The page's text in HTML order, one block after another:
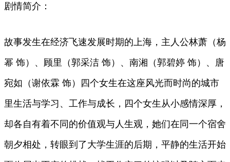
剧情简介：
故事发生在经济飞速发展时期的上海，主人公林萧（杨
幂 饰）、顾里（郭采洁 饰）、南湘（郭碧婷 饰）、唐
宛如（谢依霖 饰）四个女生在这座风光而时尚的城市
里生活与学习、工作与成长，四个女生从小感情深厚，
却各自有着不同的价值观与人生观，她们在同一个宿舍
朝夕相处，转眼到了大学生涯的后期，平静的生活开始